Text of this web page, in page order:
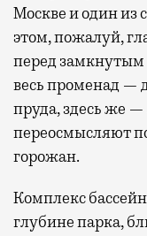
Москве и один из
этом, пожалуй,
перед замкнутым
весь променад —
пруда, здесь же —
переосмысляют
горожан.
Комплекс
глубине парка,